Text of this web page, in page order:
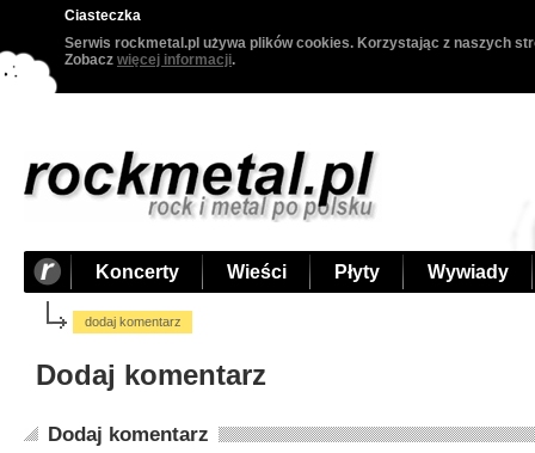
Ciasteczka
Serwis rockmetal.pl używa plików cookies. Korzystając z naszych
Zobacz więcej informacji.
Koncerty Wieści Płyty Wywiady
dodaj komentarz
Dodaj komentarz
Dodaj komentarz